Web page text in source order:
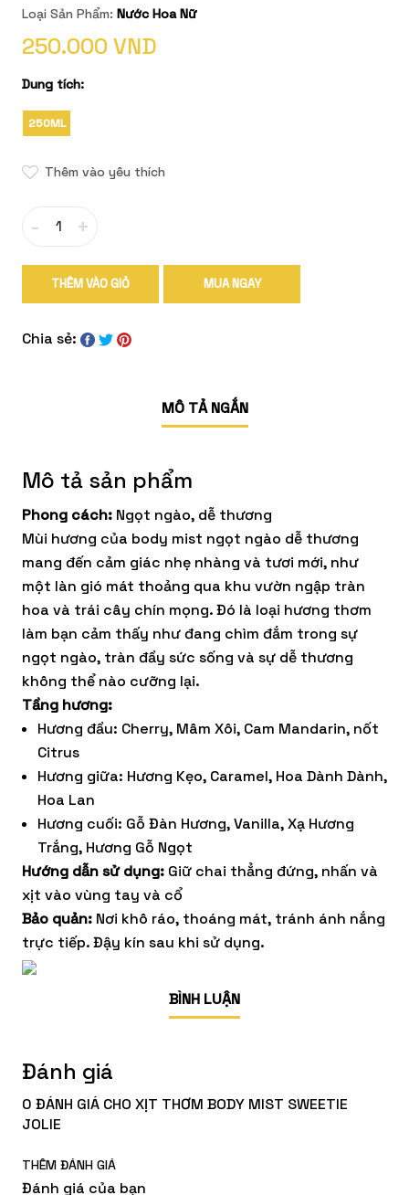
Loại Sản Phẩm: Nước Hoa Nữ
250.000 VND
Dung tích:
250ML
Thêm vào yêu thích
- +
THÊM VÀO GIỎ MUA NGAY
Chia sẻ:
MÔ TẢ NGẮN
Mô tả sản phẩm
Phong cách: Ngọt ngào, dễ thương
Mùi hương của body mist ngọt ngào dễ thương
mang đến cảm giác nhẹ nhàng và tươi mới, như
một làn gió mát thoảng qua khu vườn ngập tràn
hoa và trái cây chín mọng. Đó là loại hương thơm
làm bạn cảm thấy như đang chìm đắm trong sự
ngọt ngào, tràn đầy sức sống và sự dễ thương
không thể nào cưỡng lại.
Tầng hương:
Hương đầu: Cherry, Mâm Xôi, Cam Mandarin, nốt
Citrus
Hương giữa: Hương Kẹo, Caramel, Hoa Dành Dành,
Hoa Lan
Hương cuối: Gỗ Đàn Hương, Vanilla, Xạ Hương
Trắng, Hương Gỗ Ngọt
Hướng dẫn sử dụng: Giữ chai thẳng đứng, nhấn và
xịt vào vùng tay và cổ
Bảo quản: Nơi khô ráo, thoáng mát, tránh ánh nắng
trực tiếp. Đậy kín sau khi sử dụng.
BÌNH LUẬN
Đánh giá
0 ĐÁNH GIÁ CHO XỊT THƠM BODY MIST SWEETIE
JOLIE
THÊM ĐÁNH GIÁ
Đánh giá của bạn